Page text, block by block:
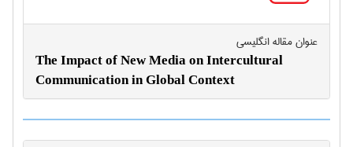
عنوان مقاله انگليسی
The Impact of New Media on Intercultural
Communication in Global Context